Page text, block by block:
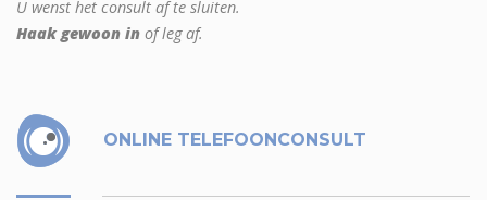
U wenst het consult af te sluiten.
Haak gewoon in of leg af.
ONLINE TELEFOONCONSULT